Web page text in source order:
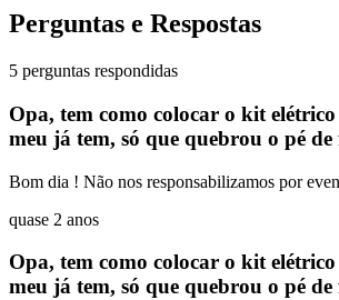
Perguntas e Respostas
5 perguntas respondidas
Opa, tem como colocar o kit elétrico
meu já tem, só que quebrou o pé
Bom dia ! Não nos responsabilizamos por
quase 2 anos
Opa, tem como colocar o kit elétrico
meu já tem, só que quebrou o pé